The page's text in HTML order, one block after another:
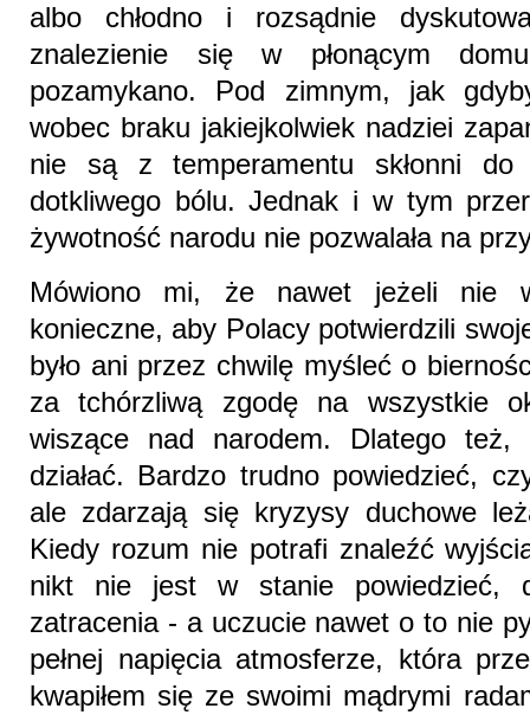
albo chłodno i rozsądnie
znalezienie się w płonącym
pozamykano. Pod zimnym, jak
wobec braku jakiejkolwiek nadziei
nie są z temperamentu skłonni
dotkliwego bólu. Jednak i w tym
żywotność narodu nie pozwalała na
Mówiono mi, że nawet jeżeli nie
konieczne, aby Polacy potwierdzili
było ani przez chwilę myśleć o
za tchórzliwą zgodę na wszystkie
wiszące nad narodem. Dlatego
działać. Bardzo trudno powiedzieć,
ale zdarzają się kryzysy duchowe
Kiedy rozum nie potrafi znaleźć
nikt nie jest w stanie powiedzieć,
zatracenia - a uczucie nawet o to nie
pełnej napięcia atmosferze, która
kwapiłem się ze swoimi mądrymi